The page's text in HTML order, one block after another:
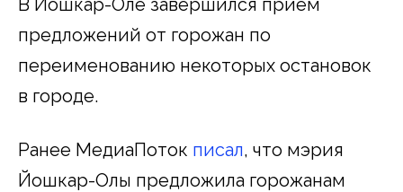
В Йошкар-Оле завершился прием
предложений от горожан по
переименованию некоторых остановок
в городе.
Ранее МедиаПоток писал, что мэрия
Йошкар-Олы предложила горожанам